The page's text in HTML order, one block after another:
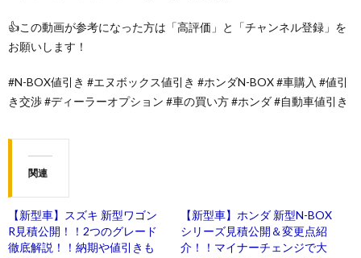
👍この動画が参考になった方は「高評価」と「チャンネル登録」を
お願いします！
#N-BOX値引き #エヌボックス値引き #ホンダN-BOX #車購入 #値引
き交渉 #ディーラーオプション #車の買い方 #ホンダ #自動車値引き
関連
【新型車】スズキ 新型ワゴン
R見積公開！！2つのグレード
徹底解説！！納期や値引きも
【新型車】ホンダ 新型N-BOX
シリーズ見積公開＆変更点紹
介！！マイナーチェンジで大